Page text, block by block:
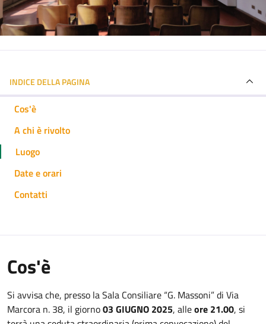
INDICE DELLA PAGINA
Cos'è
A chi è rivolto
Luogo
Date e orari
Contatti
Cos'è
Si avvisa che, presso la Sala Consiliare “G. Massoni” di Via
Marcora n. 38, il giorno03 GIUGNO 2025, alleore 21.00, si